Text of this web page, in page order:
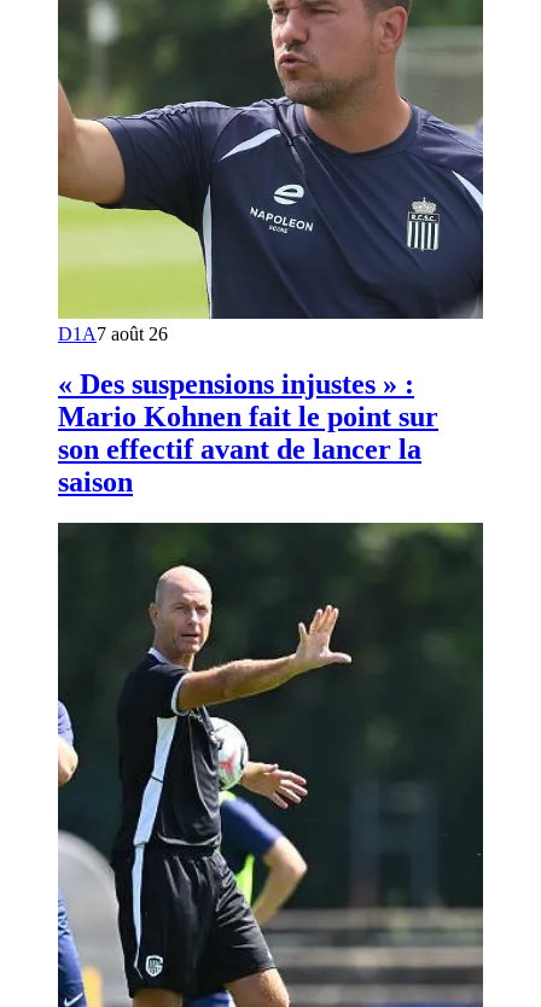
D1A7 août 26
« Des suspensions injustes » :
Mario Kohnen fait le point sur
son effectif avant de lancer la
saison